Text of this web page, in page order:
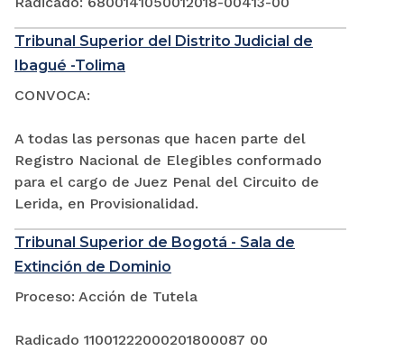
Tribunal Superior del Distrito Judicial de
Ibagué -Tolima
CONVOCA:
A todas las personas que hacen parte del
Registro Nacional de Elegibles conformado
para el cargo de Juez Penal del Circuito de
Lerida, en Provisionalidad.
Tribunal Superior de Bogotá - Sala de
Extinción de Dominio
Proceso: Acción de Tutela
Radicado 11001222000201800087 00